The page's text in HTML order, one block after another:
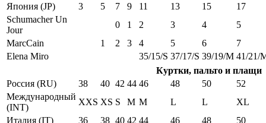
Япония (JP)
3 5 7 9 11 13 15
17
Schumacher Un
Jour
0 1 2 3 4
5
MarcCain
1 2 3 4 5 6
7
Elena Miro
35/15/S 37/17/S 39/19/M 41/21/
Куртки, пальто и плащи
Россия (RU)
38 40 42 44 46 48 50
52
Международный
(INT)
XXS XS S M M L L
XL
Италия (IT)
36 38 40 42 44 46 48 50